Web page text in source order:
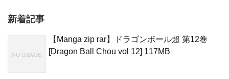
新着記事
【Manga zip rar】ドラゴンボール超 第12巻
[Dragon Ball Chou vol 12] 117MB